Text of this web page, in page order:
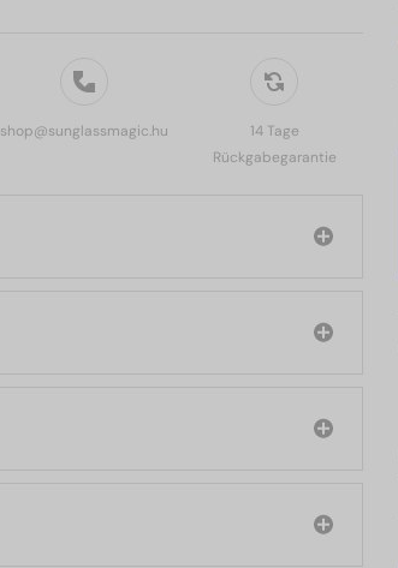
shop@sunglassmagic.hu
14 Tage
Rückgabegarantie